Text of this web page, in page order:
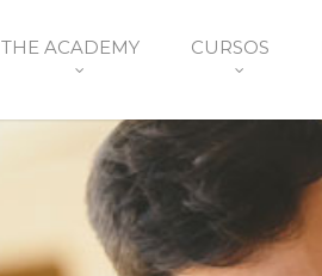
THE ACADEMY CURSOS